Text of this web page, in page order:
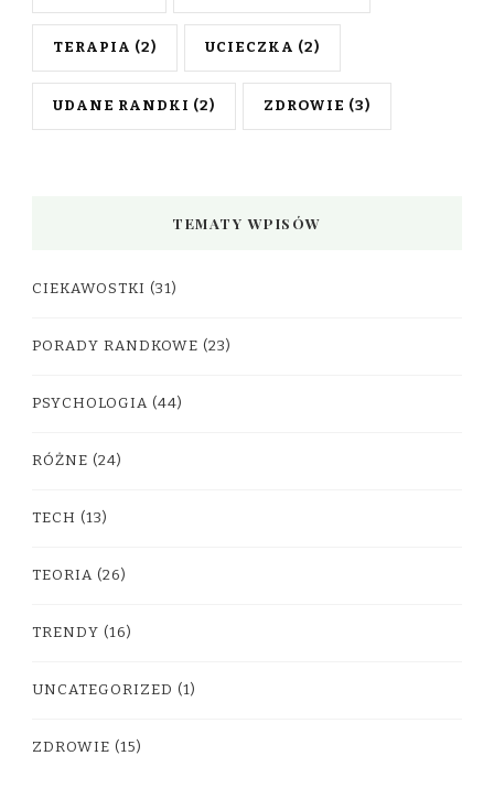
TERAPIA (2) UCIECZKA (2)
UDANE RANDKI (2) ZDROWIE (3)
TEMATY WPISÓW
CIEKAWOSTKI (31)
PORADY RANDKOWE (23)
PSYCHOLOGIA (44)
RÓŻNE (24)
TECH (13)
TEORIA (26)
TRENDY (16)
UNCATEGORIZED (1)
ZDROWIE (15)